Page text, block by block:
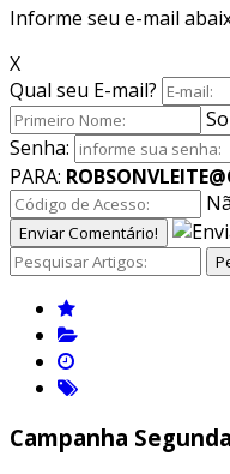
Informe seu e-mail
X
Qual seu E-mail?
Senha:
PARA:
Enviar Comentário!
Campanha